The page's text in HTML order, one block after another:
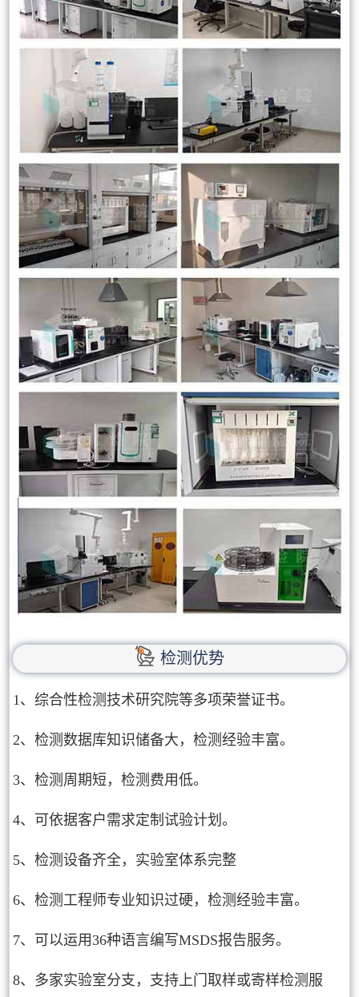
检测优势
1、综合性检测技术研究院等多项荣誉证书。
2、检测数据库知识储备大，检测经验丰富。
3、检测周期短，检测费用低。
4、可依据客户需求定制试验计划。
5、检测设备齐全，实验室体系完整
6、检测工程师专业知识过硬，检测经验丰富。
7、可以运用36种语言编写MSDS报告服务。
8、多家实验室分支，支持上门取样或寄样检测服